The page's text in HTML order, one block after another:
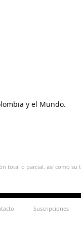
y el Mundo.
total o parcial, así como
Suscripciones